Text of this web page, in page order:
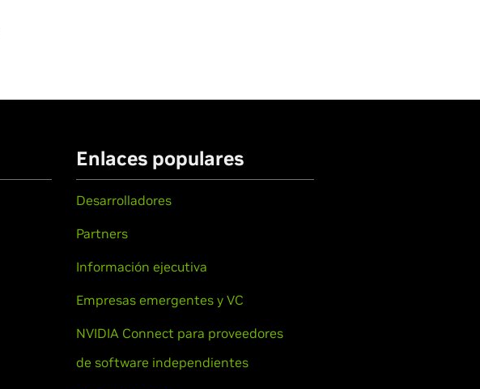
Enlaces populares
Desarrolladores
Partners
Información ejecutiva
Empresas emergentes y VC
NVIDIA Connect para proveedores
de software independientes